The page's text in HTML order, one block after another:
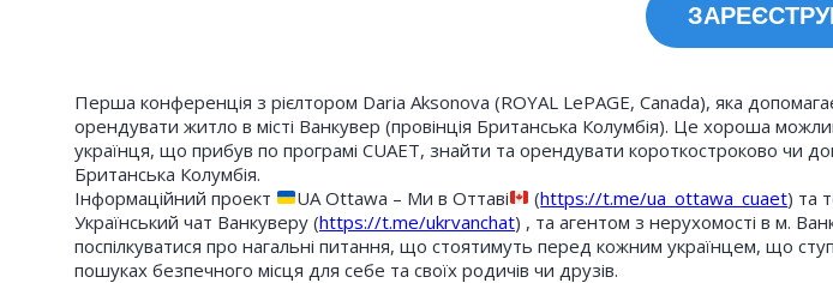
Перша конференція з рієлтором Daria Aksonova (ROYAL LePAGE, Canada), яка
орендувати житло в місті Ванкувер (провінція Британська Колумбія). Це хороша
українця, що прибув по програмі CUAET, знайти та орендувати короткостроково чи
Британська Колумбія.
Інформаційний проект
UA Ottawa – Ми в Оттаві (https://t.me/ua_ottawa_cuaet) та
Український чат Ванкуверу (https://t.me/ukrvanchat) , та агентом з нерухомості в м.
поспілкуватися про нагальні питання, що стоятимуть перед кожним українцем, що
пошуках безпечного місця для себе та своїх родичів чи друзів.